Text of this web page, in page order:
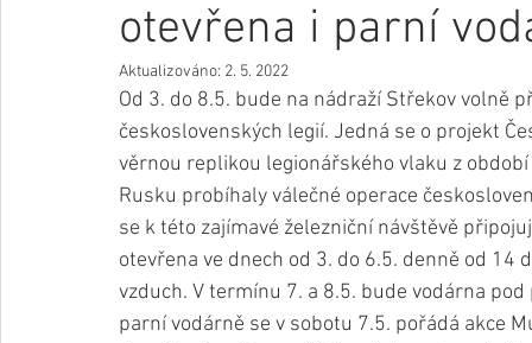
otevřena i parní
Aktualizováno: 2. 5. 2022
Od 3. do 8.5. bude na nádraží Střekov volně
československých legií. Jedná se o projekt
věrnou replikou legionářského vlaku z
Rusku probíhaly válečné operace
se k této zajímavé železniční návštěvě
otevřena ve dnech od 3. do 6.5. denně od
vzduch. V termínu 7. a 8.5. bude vodárna
parní vodárně se v sobotu 7.5. pořádá akce